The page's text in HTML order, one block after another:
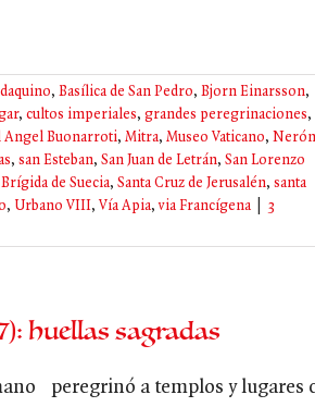
, Basílica de San Pedro, Bjorn Einarsson,
, cultos imperiales, grandes peregrinaciones,
Angel Buonarroti, Mitra, Museo Vaticano, Nerón
, san Esteban, San Juan de Letrán, San Lorenzo
Brígida de Suecia, Santa Cruz de Jerusalén, santa
, Urbano VIII, Vía Apia,via Francígena
3
huellas sagradas
peregrinó a templos y lugares